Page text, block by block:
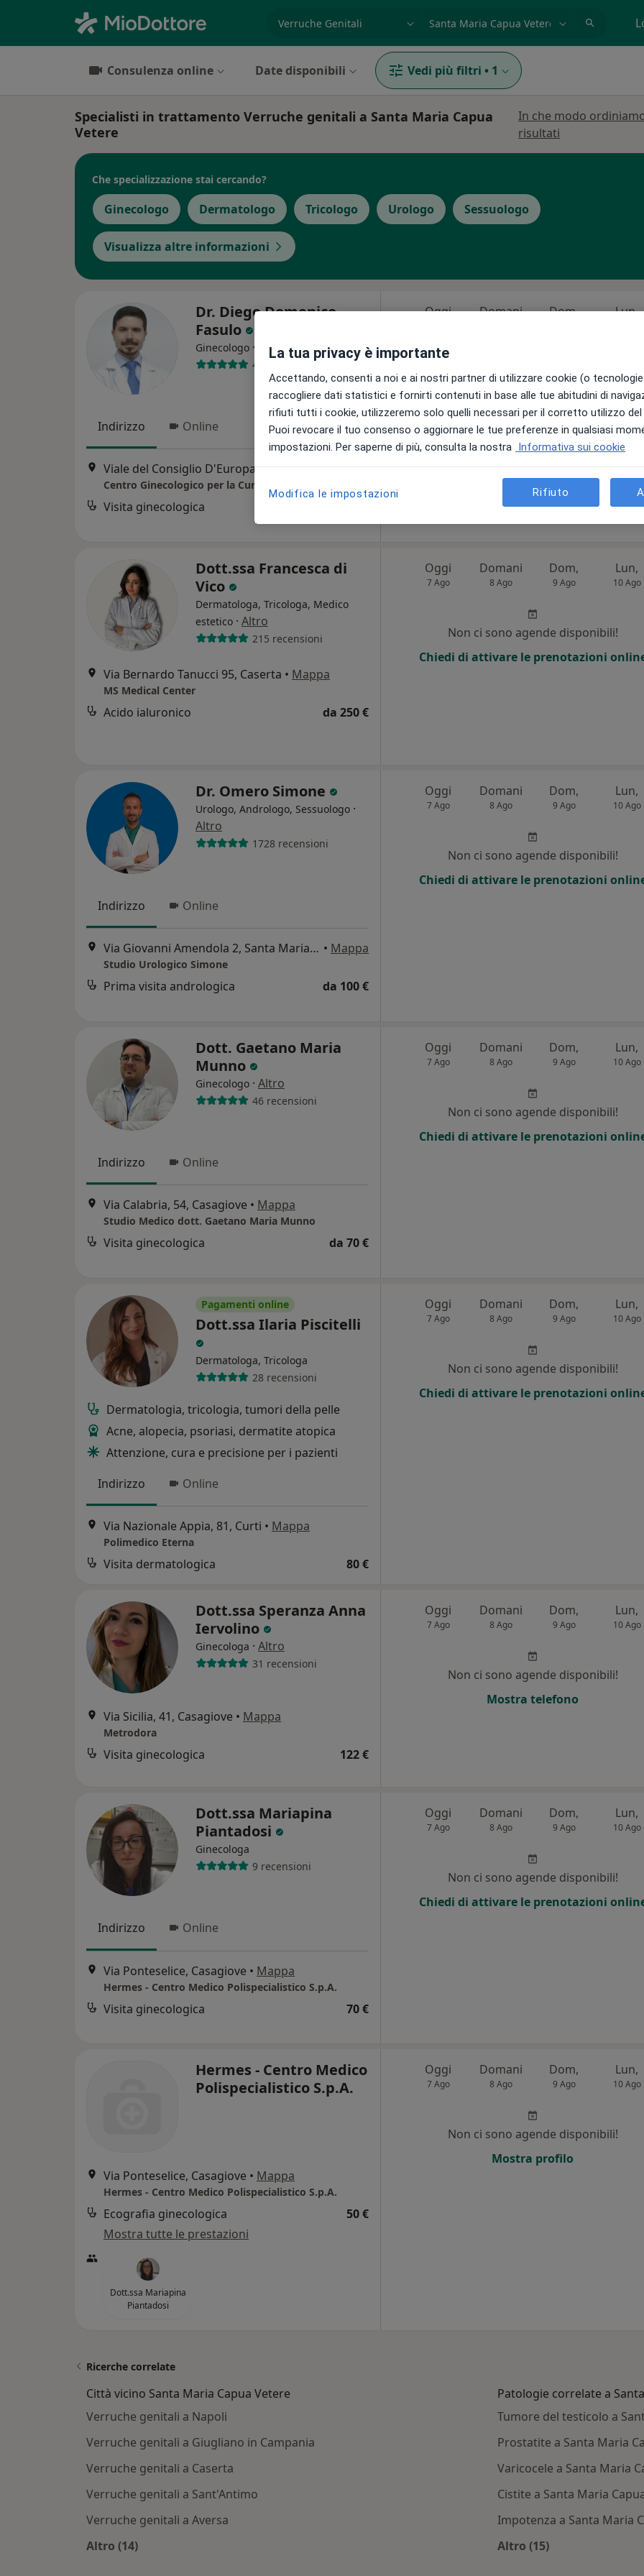
Consulenza online Date disponibili Vedi più filtri • 1
Specialisti in trattamento Verruche genitali a Santa Maria Capua
Vetere
In che modo
risultati
Che specializzazione stai cercando?
Ginecologo Dermatologo Tricologo Urologo Sessuologo
Visualizza altre informazioni
Dr. Diego Domenico
Fasulo
Ginecologo · Altro
49 recensioni
Indirizzo Online
Visita ginecologica
Oggi Domani Dom, Lun,
Non ci sono agende disponibili!
Chiedi di attivare le prenotazioni
Dott.ssa Francesca di
Vico
Dermatologa, Tricologa, Medico
estetico · Altro
215 recensioni
Via Bernardo Tanucci 95, Caserta • Mappa
MS Medical Center
Acido ialuronico da 250 €
Oggi
7 Ago
Domani
8 Ago
Dom,
9 Ago
Lun,
10 Ago
Non ci sono agende disponibili!
Chiedi di attivare le prenotazioni
Dr. Omero Simone
Urologo, Andrologo, Sessuologo ·
Altro
1728 recensioni
Indirizzo Online
Via Giovanni Amendola 2, Santa Maria Capua Vetere • Mappa
Studio Urologico Simone
Prima visita andrologica da 100 €
Oggi
7 Ago
Domani
8 Ago
Dom,
9 Ago
Lun,
10 Ago
Non ci sono agende disponibili!
Chiedi di attivare le prenotazioni
Dott. Gaetano Maria
Munno
Ginecologo · Altro
46 recensioni
Indirizzo Online
Via Calabria, 54, Casagiove • Mappa
Studio Medico dott. Gaetano Maria Munno
Visita ginecologica da 70 €
Oggi
7 Ago
Domani
8 Ago
Dom,
9 Ago
Lun,
10 Ago
Non ci sono agende disponibili!
Chiedi di attivare le prenotazioni
Pagamenti online
Dott.ssa Ilaria Piscitelli
Dermatologa, Tricologa
28 recensioni
Dermatologia, tricologia, tumori della pelle
Acne, alopecia, psoriasi, dermatite atopica
Attenzione, cura e precisione per i pazienti
Indirizzo
Online
Via Nazionale Appia, 81, Curti • Mappa
Polimedico Eterna
Visita dermatologica 80 €
Oggi
7 Ago
Domani
8 Ago
Dom,
9 Ago
Lun,
10 Ago
Non ci sono agende disponibili!
Chiedi di attivare le prenotazioni
Dott.ssa Speranza Anna
Iervolino
Ginecologa · Altro
31 recensioni
Via Sicilia, 41, Casagiove • Mappa
Metrodora
Visita ginecologica 122 €
Oggi
7 Ago
Domani
8 Ago
Dom,
9 Ago
Lun,
10 Ago
Non ci sono agende disponibili!
Mostra telefono
Dott.ssa Mariapina
Piantadosi
Ginecologa
9 recensioni
Indirizzo Online
Via Ponteselice, Casagiove • Mappa
Hermes - Centro Medico Polispecialistico S.p.A.
Visita ginecologica 70 €
Oggi
7 Ago
Domani
8 Ago
Dom,
9 Ago
Lun,
10 Ago
Non ci sono agende disponibili!
Chiedi di attivare le prenotazioni
Hermes - Centro Medico
Polispecialistico S.p.A.
Via Ponteselice, Casagiove • Mappa
Hermes - Centro Medico Polispecialistico S.p.A.
Ecografia ginecologica
50 €
Mostra tutte le prestazioni
Dott.ssa Mariapina
Piantadosi
Oggi
7 Ago
Domani
8 Ago
Dom,
9 Ago
Lun,
10 Ago
Non ci sono agende disponibili!
Mostra profilo
Ricerche correlate
Città vicino Santa Maria Capua Vetere
Verruche genitali a Napoli
Verruche genitali a Giugliano in Campania
Verruche genitali a Caserta
Verruche genitali a Sant'Antimo
Verruche genitali a Aversa
Altro (14)
Patologie correlate a
Tumore del testicolo a
Prostatite a Santa Maria
Varicocele a Santa Maria
Cistite a Santa Maria
Impotenza a Santa Maria
Altro (15)
La tua privacy è importante
Accettando, consenti a noi e ai nostri partner di utilizzare cookie (o
raccogliere dati statistici e fornirti contenuti in base alle tue abitudini di
rifiuti tutti i cookie, utilizzeremo solo quelli necessari per il corretto utilizzo
Puoi revocare il tuo consenso o aggiornare le tue preferenze in qualsiasi
impostazioni. Per saperne di più, consulta la nostra Informativa sui cookie
Modifica le impostazioni Rifiuto